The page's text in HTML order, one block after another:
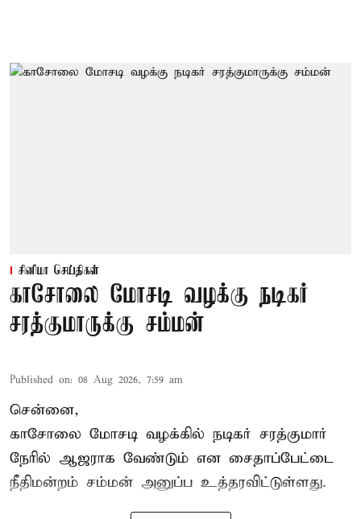
சினிமா செய்திகள்
காசோலை மோசடி வழக்கு நடிகர்
சரத்குமாருக்கு சம்மன்
Published on: 08 Aug 2026, 7:59 am
சென்னை,
காசோலை மோசடி வழக்கில் நடிகர் சரத்குமார்
நேரில் ஆஜராக வேண்டும் என சைதாப்பேட்டை
நீதிமன்றம் சம்மன் அனுப்ப உத்தரவிட்டுள்ளது.